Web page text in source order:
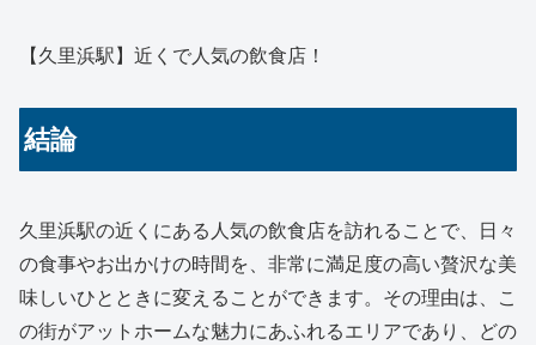
【久里浜駅】近くで人気の飲食店！
結論
久里浜駅の近くにある人気の飲食店を訪れることで、日々
の食事やお出かけの時間を、非常に満足度の高い贅沢な美
味しいひとときに変えることができます。その理由は、こ
の街がアットホームな魅力にあふれるエリアであり、どの